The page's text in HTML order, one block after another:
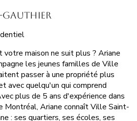
Gauthier
maison ne suit plus ? Ariane
les jeunes familles de Ville
passer à une propriété plus
avec quelqu'un qui comprend
plus de 5 ans d'expérience dans
Montréal, Ariane connaît Ville Saint-
: ses quartiers, ses écoles, ses